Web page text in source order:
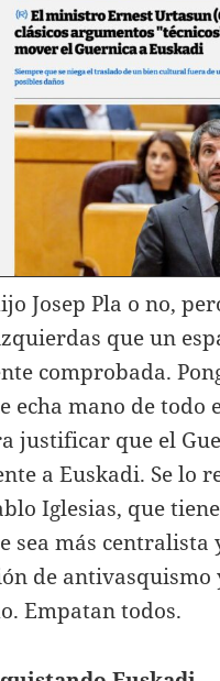
Josep Pla o no,
que un
comprobada.
echa mano de
justificar que el
a Euskadi. Se lo
Iglesias, que
sea más
de
Empatan todos.